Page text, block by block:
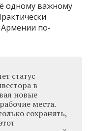
одному важному
по-
статус
в
новые
места.
сохранять,